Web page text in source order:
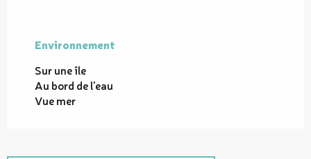
Environnement
Environnement
Sur une île
Au bord de l'eau
Vue mer